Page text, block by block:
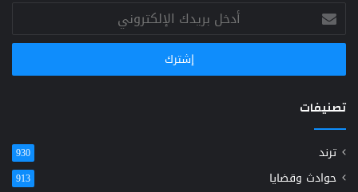
أدخل
بريدك
الإلكتروني
تصنيفات
ترند 930
حوادث وقضايا 913